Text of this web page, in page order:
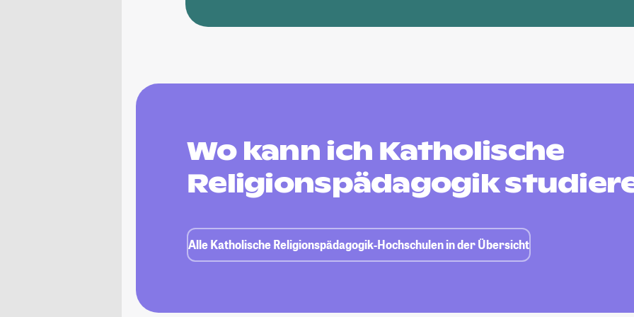
Wo kann ich Katholische
Religionspädagogik
Alle Katholische Religionspädagogik-Hochschulen in der Übersicht